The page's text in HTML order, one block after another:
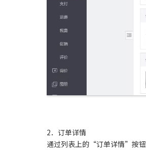
2．订单详情
通过列表上的“订单详情”按钮